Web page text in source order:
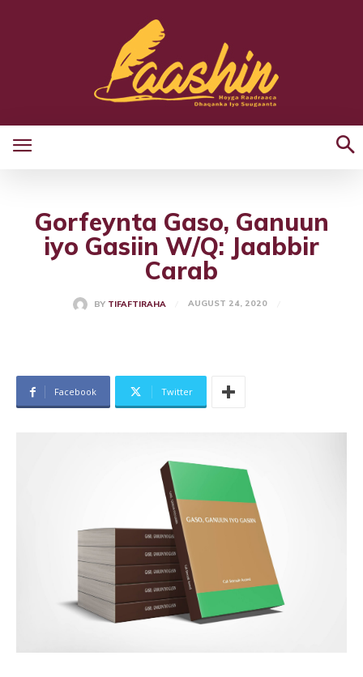
Gorfeynta Gaso, Ganuun
iyo Gasiin W/Q: Jaabbir
Carab
BY TIFAFTIRAHA AUGUST 24, 2020
Facebook Twitter